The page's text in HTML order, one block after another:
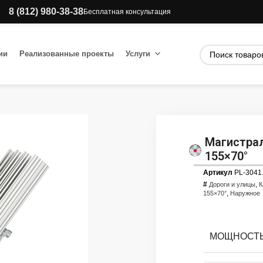
8 (812) 980-38-38Бесплатная консультация
Реализованные проекты Услуги
155×70°
Артикул PL-
# Дороги и улицы
155×70° Наружное